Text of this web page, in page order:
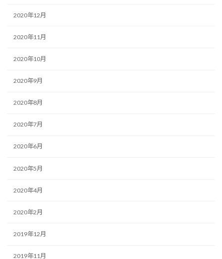
2020年12月
2020年11月
2020年10月
2020年9月
2020年8月
2020年7月
2020年6月
2020年5月
2020年4月
2020年2月
2019年12月
2019年11月